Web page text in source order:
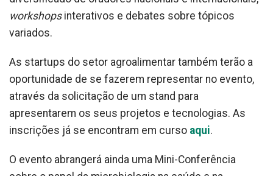
workshops interativos e debates sobre tópicos
variados.
As startups do setor agroalimentar também terão a
oportunidade de se fazerem representar no evento,
através da solicitação de um stand para
apresentarem os seus projetos e tecnologias. As
inscrições já se encontram em curso aqui.
O evento abrangerá ainda uma Mini-Conferência